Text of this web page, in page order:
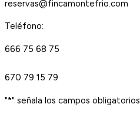
reservas@fincamontefrio.com
Teléfono:
666 75 68 75
670 79 15 79
"*" señala los campos obligatorios